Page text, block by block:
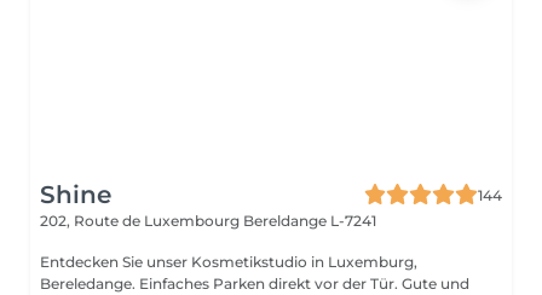
Shine
144
202, Route de Luxembourg Bereldange L-7241
Entdecken Sie unser Kosmetikstudio in Luxemburg,
Bereledange. Einfaches Parken direkt vor der Tür. Gute und